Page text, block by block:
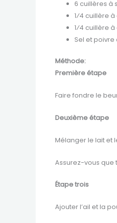
6 cuillères à
1⁄4 cuillère
1⁄4 cuillère
Sel et poivre
Méthode:
Première étape
Faire fondre le
Deuxième étape
Mélanger le lait et
Assurez-vous que
Étape trois
Ajouter l’ail et la